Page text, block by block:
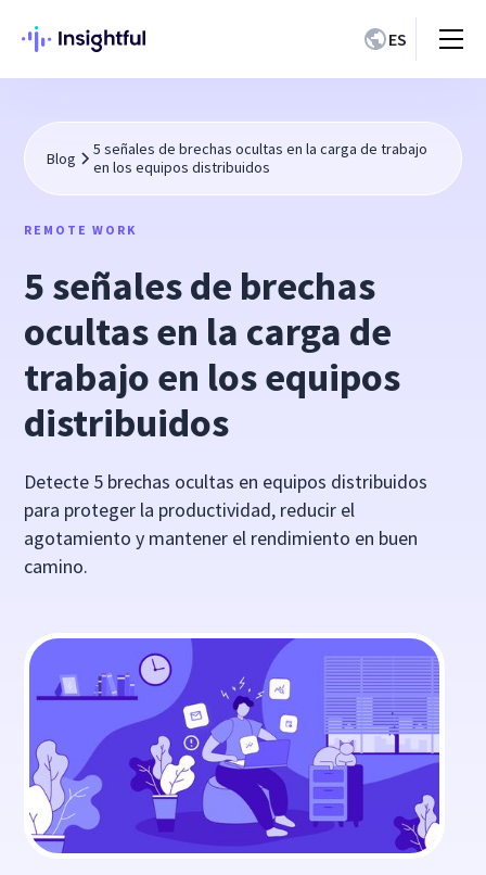
ES
Blog
5 señales de brechas ocultas en la carga de trabajo
en los equipos distribuidos
REMOTE WORK
5 señales de brechas
ocultas en la carga de
trabajo en los equipos
distribuidos
Detecte 5 brechas ocultas en equipos distribuidos
para proteger la productividad, reducir el
agotamiento y mantener el rendimiento en buen
camino.